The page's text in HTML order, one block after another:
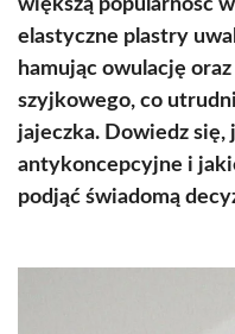
większą popularność
elastyczne plastry
hamując owulację
szyjkowego, co
jajeczka. Dowiedz się,
antykoncepcyjne i
podjąć świadomą